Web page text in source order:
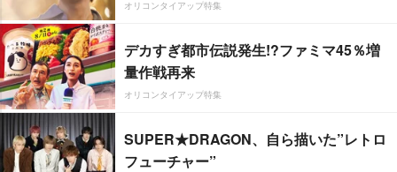
オリコンタイアップ特集
デカすぎ都市伝説発生!?ファミマ45％増
量作戦再来
オリコンタイアップ特集
SUPER★DRAGON、自ら描いた”レトロ
フューチャー”